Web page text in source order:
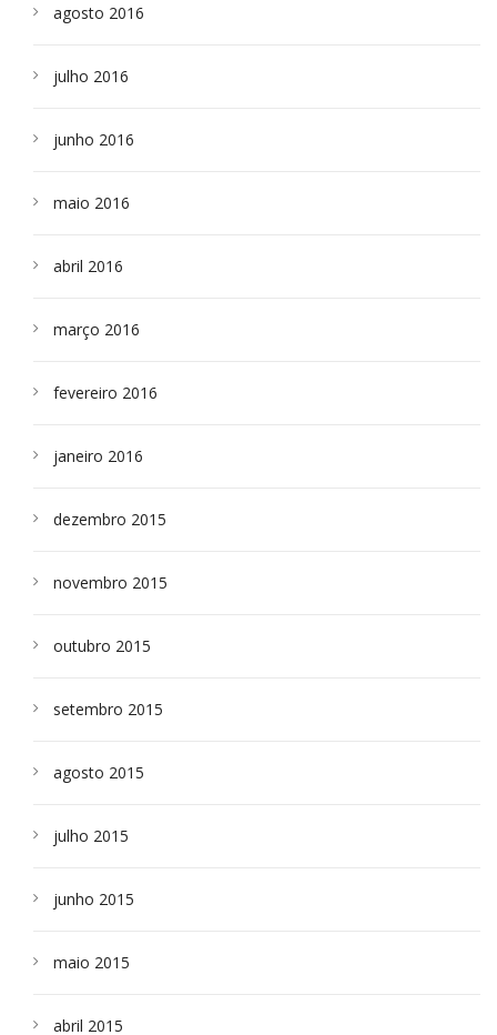
agosto 2016
julho 2016
junho 2016
maio 2016
abril 2016
março 2016
fevereiro 2016
janeiro 2016
dezembro 2015
novembro 2015
outubro 2015
setembro 2015
agosto 2015
julho 2015
junho 2015
maio 2015
abril 2015